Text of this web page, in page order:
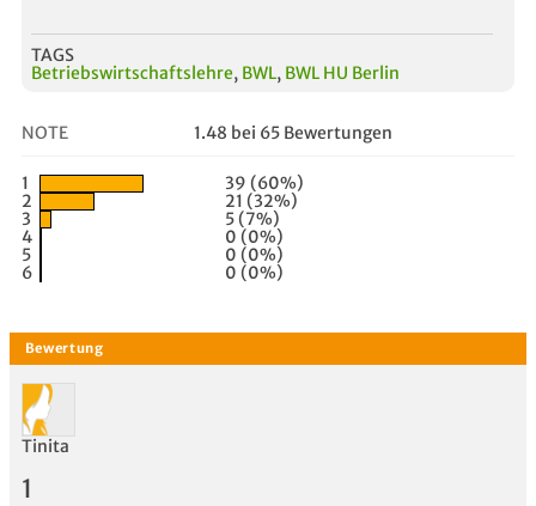
TAGS
Betriebswirtschaftslehre, BWL, BWL HU Berlin
NOTE 1.48 bei 65 Bewertungen
1
39 (60%)
2
21 (32%)
3
5 (7%)
4
0 (0%)
5
0 (0%)
6
0 (0%)
Tinita
1